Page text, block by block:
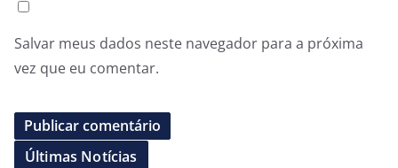
Salvar meus dados neste navegador para a próxima
vez que eu comentar.
Últimas Notícias